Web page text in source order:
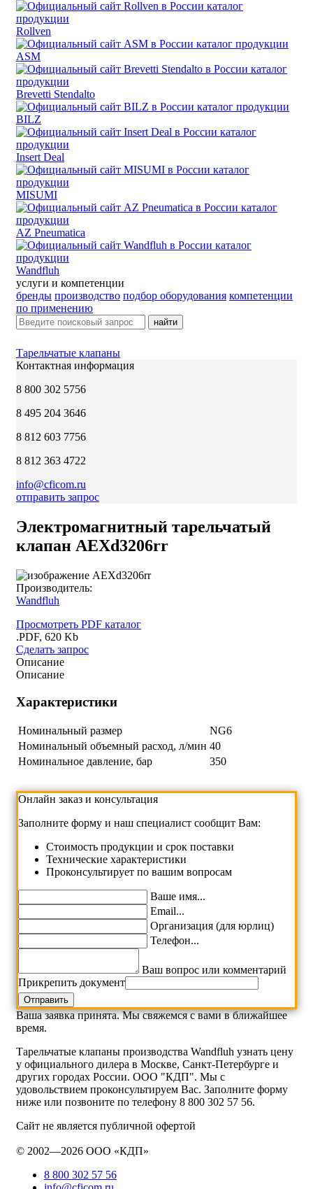
Rollven
ASM
Brevetti Stendalto
BILZ
Insert Deal
MISUMI
AZ Pneumatica
Wandfluh
услуги и компетенции
бренды производство подбор оборудования компетенции
по применению
найти
Тарельчатые клапаны
Контактная информация
8 800 302 5756
8 495 204 3646
8 812 603 7756
8 812 363 4722
info@cficom.ru
отправить запрос
Электромагнитный тарельчатый
клапан AEXd3206rr
Производитель:
Wandfluh
Просмотреть PDF каталог
.PDF, 620 Kb
Сделать запрос
Описание
Описание
Характеристики
Номинальный размер
NG6
Номинальный объемный расход, л/мин 40
Номинальное давление, бар
350
Онлайн заказ и консультация
Заполните форму и наш специалист сообщит Вам:
Cтоимость продукции и срок поставки
Технические характеристики
Проконсультирует по вашим вопросам
Ваше имя...
Email...
Организация (для юрлиц)
Телефон...
Ваш вопрос или комментарий
Прикрепить документ
Ваша заявка принята. Мы свяжемся с вами в ближайшее
время.
Тарельчатые клапаны производства Wandfluh узнать цену
у официального дилера в Москве, Санкт-Петербурге и
других городах России. ООО "КДП". Мы с
удовольствием проконсультируем Вас. Заполните форму
ниже или позвоните по телефону 8 800 302 57 56.
Сайт не является публичной офертой
© 2002—2026 ООО «КДП»
8 800 302 57 56